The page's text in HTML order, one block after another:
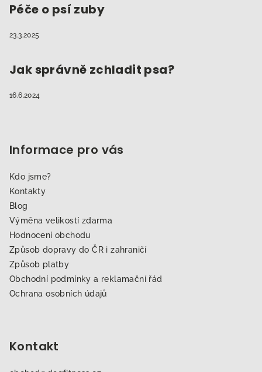
Péče o psí zuby
23.3.2025
Jak správně zchladit psa?
16.6.2024
Informace pro vás
Kdo jsme?
Kontakty
Blog
Výměna velikostí zdarma
Hodnocení obchodu
Způsob dopravy do ČR i zahraničí
Způsob platby
Obchodní podmínky a reklamační řád
Ochrana osobních údajů
Kontakt